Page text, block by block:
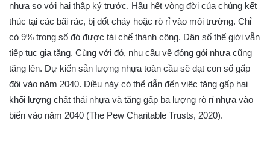
nhựa so với hai thập kỷ trước. Hầu hết vòng đời của chúng kết
thúc tại các bãi rác, bị đốt cháy hoặc rò rỉ vào môi trường. Chỉ
có 9% trong số đó được tái chế thành công. Dân số thế giới vẫn
tiếp tục gia tăng. Cùng với đó, nhu cầu về đóng gói nhựa cũng
tăng lên. Dự kiến sản lượng nhựa toàn cầu sẽ đạt con số gấp
đôi vào năm 2040. Điều này có thể dẫn đến việc tăng gấp hai
khối lượng chất thải nhựa và tăng gấp ba lượng rò rỉ nhựa vào
biển vào năm 2040 (The Pew Charitable Trusts, 2020).